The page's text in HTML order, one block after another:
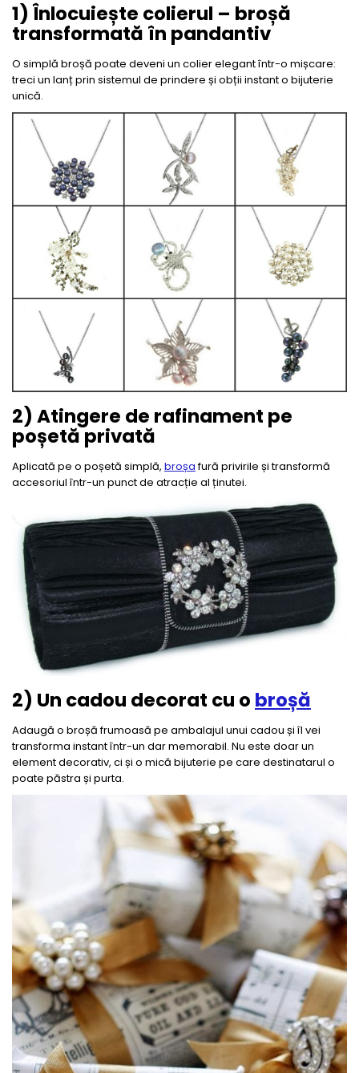
1) Înlocuiește colierul – broșă
transformată în pandantiv
O simplă broșă poate deveni un colier elegant într-o mișcare:
treci un lanț prin sistemul de prindere și obții instant o bijuterie
unică.
2) Atingere de rafinament pe
poșetă privată
Aplicată pe o poșetă simplă, broșafură privirile și transformă
accesoriul într-un punct de atracție al ținutei.
2) Un cadou decorat cu o broșă
Adaugă o broșă frumoasă pe ambalajul unui cadou și îl vei
transforma instant într-un dar memorabil. Nu este doar un
element decorativ, ci și o mică bijuterie pe care destinatarul o
poate păstra și purta.